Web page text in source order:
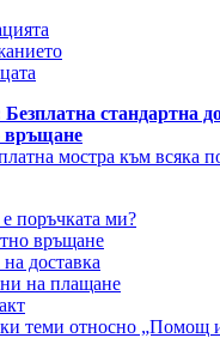
стандартна
връщане
мостра към всяка
поръчката ми?
връщане
доставка
на плащане
теми относно „Помощ